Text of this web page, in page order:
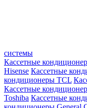
системы
Кассетные
Hisense Кассетные
кондиционеры TCL
Кассетные
Toshiba Кассетные